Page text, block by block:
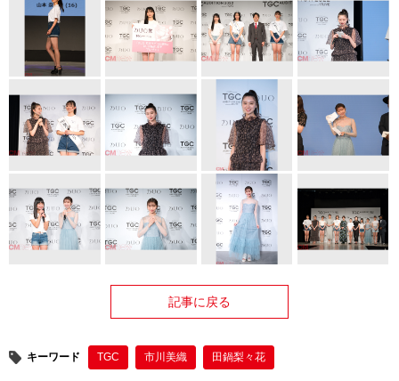
記事に戻る
キーワード TGC 市川美織 田鍋梨々花